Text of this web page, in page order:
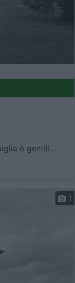
è gentili...
1